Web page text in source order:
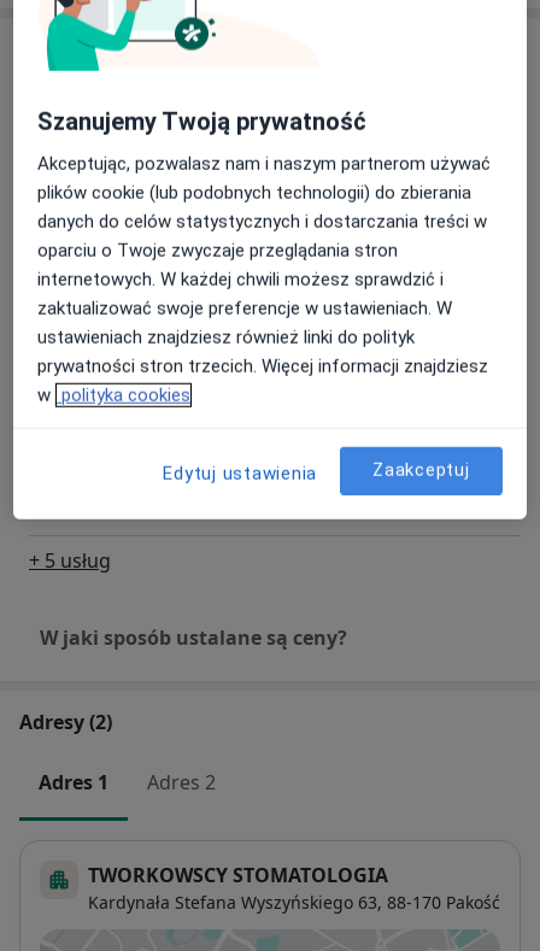
Usługi i ceny
Szczegóły
Chirurgia stomatologiczna
Szczegóły
Implanty
Szczegóły
Leczenie kanałowe
Szczegóły
Leczenie próchnicy
+ 5 usług
W jaki sposób ustalane są ceny?
Adresy (2)
Adres 1 Adres 2
TWORKOWSCY STOMATOLOGIA
Kardynała Stefana Wyszyńskiego 63, 88-170 Pakość
Szanujemy Twoją prywatność
Akceptując, pozwalasz nam i naszym partnerom używać
plików cookie (lub podobnych technologii) do zbierania
danych do celów statystycznych i dostarczania treści w
oparciu o Twoje zwyczaje przeglądania stron
internetowych. W każdej chwili możesz sprawdzić i
zaktualizować swoje preferencje w ustawieniach. W
ustawieniach znajdziesz również linki do polityk
prywatności stron trzecich. Więcej informacji znajdziesz
w polityka cookies
Edytuj ustawienia Zaakceptuj